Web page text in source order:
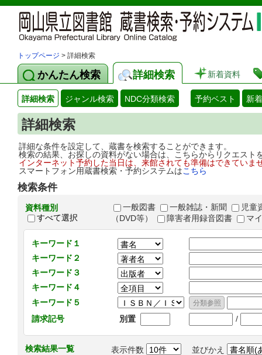
トップページ > 詳細検索
かんたん検索 詳細検索 新着資料
詳細検索 ジャンル検索 NDC分類検索 予約ベスト 新
詳細検索
詳細な条件を設定して、蔵書を検索することができます。
検索の結果、お探しの資料がない場合は、こちらからリクエス
インターネット予約した当日は、来館されても準備はできてい
スマートフォン用蔵書検索・予約システムはこちら
検索条件
資料種別
すべて選択
一般図書 一般雑誌・新聞
児童
（DVD等）
障害者用録音図書 マ
キーワード１
キーワード２
キーワード３
キーワード４
キーワード５
請求記号
別置 /
検索結果一覧 表示件数 並びかえ